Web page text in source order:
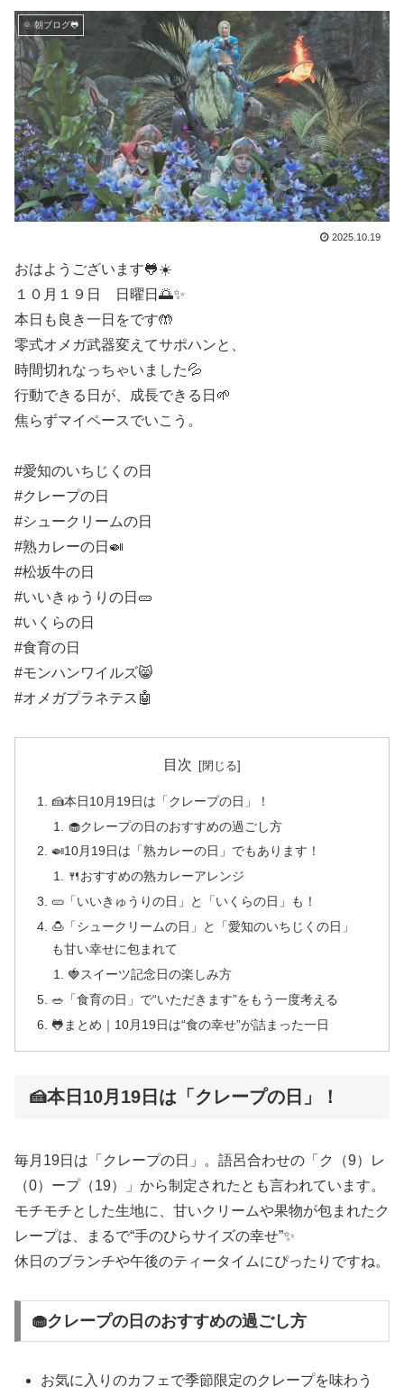
🌞 朝ブログ🐸
2025.10.19
おはようございます🐸☀️
１０月１９日 日曜日🌅✨
本日も良き一日をです🤲
零式オメガ武器変えてサポハンと、
時間切れなっちゃいました💦
行動できる日が、成長できる日🌱
焦らずマイペースでいこう。
#愛知のいちじくの日
#クレープの日
#シュークリームの日
#熟カレーの日🍛
#松坂牛の日
#いいきゅうりの日🥒
#いくらの日
#食育の日
#モンハンワイルズ😸
#オメガプラネテス🤖
目次
🍰本日10月19日は「クレープの日」！
🧁クレープの日のおすすめの過ごし方
🍛10月19日は「熟カレーの日」でもあります！
🍴おすすめの熟カレーアレンジ
🥒「いいきゅうりの日」と「いくらの日」も！
🍮「シュークリームの日」と「愛知のいちじくの日」
も甘い幸せに包まれて
🍓スイーツ記念日の楽しみ方
🥗「食育の日」で“いただきます”をもう一度考える
🐸まとめ｜10月19日は“食の幸せ”が詰まった一日
🍰本日10月19日は「クレープの日」！
毎月19日は「クレープの日」。語呂合わせの「ク（9）レ
（0）ープ（19）」から制定されたとも言われています。
モチモチとした生地に、甘いクリームや果物が包まれたク
レープは、まるで“手のひらサイズの幸せ”✨
休日のブランチや午後のティータイムにぴったりですね。
🧁クレープの日のおすすめの過ごし方
お気に入りのカフェで季節限定のクレープを味わう